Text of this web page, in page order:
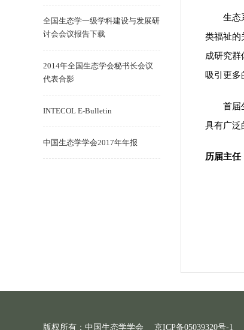
全国生态学一级学科建设与发展研
讨会会议报告下载
2014年全国生态学会秘书长会议
代表合影
INTECOL E-Bulletin
中国生态学学会2017年年报
生态
类福祉的
成研究群
吸引更多
首届
具有广泛
历届主任
版权所有：中国生态学学会 京ICP备05039320号-1